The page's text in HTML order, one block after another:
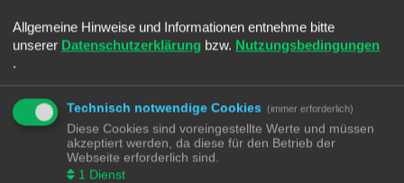
Node Red - Archiv - Nur Lesemodus
Hauptkategorie Home Assistant Integrationen und alle Unterkategorien sind im
Lesemodus.
Aktive Themen
Gurtwickler ohne Gateway nur wlan
Letzter Beitrag vonDampf«Do 10. Okt 2024, 16:17
Antworten:2
Allgemeine Hinweise und Informationen entnehme bitte
unserer Datenschutzerklärung bzw. Nutzungsbedingungen
.
Technisch notwendige Cookies (immer erforderlich)
Diese Cookies sind voreingestellte Werte und müssen
akzeptiert werden, da diese für den Betrieb der
Webseite erforderlich sind.
1 Dienst